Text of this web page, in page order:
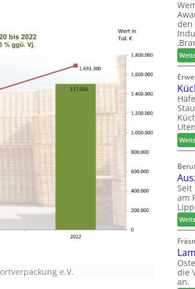
e.V.
den
Seit
am
die
an.